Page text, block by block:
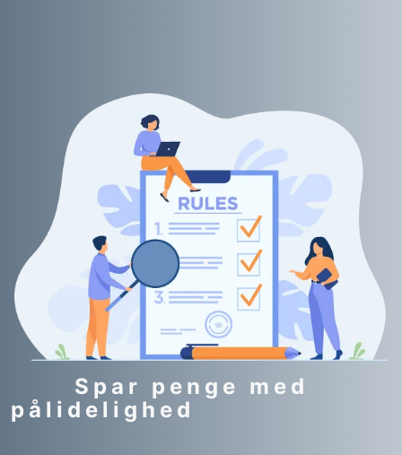
Spar penge med
pålidelighed